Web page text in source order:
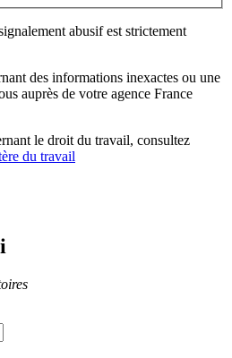
abusif est strictement
des informations inexactes ou une
auprès de votre agence France
le droit du travail, consultez
du travail